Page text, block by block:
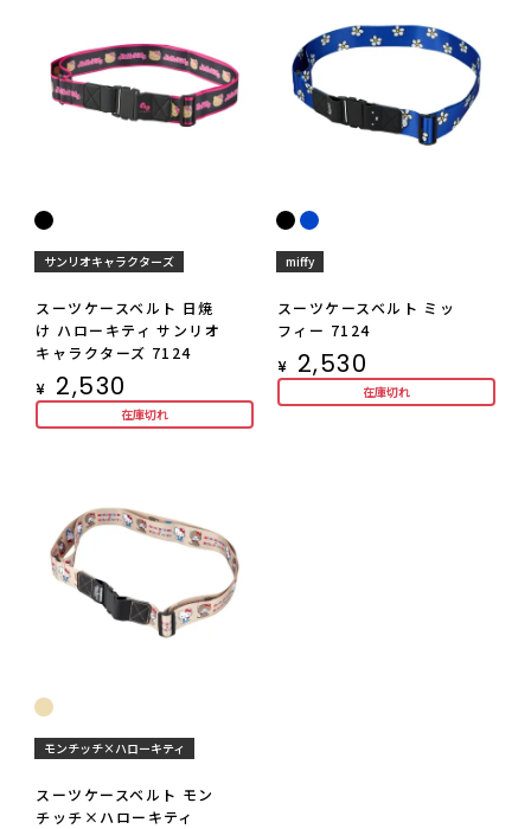
サンリオキャラクターズ
スーツケースベルト 日焼
け ハローキティ サンリオ
キャラクターズ 7124
¥ 2,530
在庫切れ
miffy
スーツケースベルト ミッ
フィー 7124
¥ 2,530
在庫切れ
モンチッチ×ハローキティ
スーツケースベルト モン
チッチ×ハローキティ